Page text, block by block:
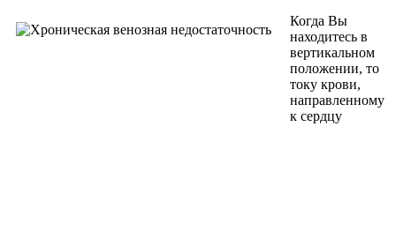
Когда Вы
находитесь в
вертикальном
положении, то
току крови,
направленному
к сердцу